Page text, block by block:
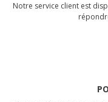
Notre service client est